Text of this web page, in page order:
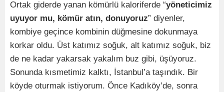
Ortak giderde yanan kömürlü kaloriferde “yöneticimiz
uyuyor mu, kömür atın, donuyoruz” diyenler,
kombiye geçince kombinin düğmesine dokunmaya
korkar oldu. Üst katımız soğuk, alt katımız soğuk, biz
de ne kadar yakarsak yakalım buz gibi, üşüyoruz.
Sonunda kısmetimiz kalktı, İstanbul’a taşındık. Bir
köyde oturmak istiyorum. Önce Kadıköy’de, sonra